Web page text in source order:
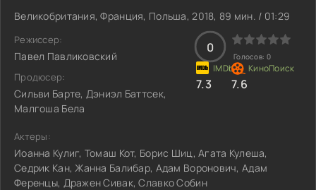
Великобритания, Франция, Польша, 2018, 89 мин. / 01:29
Режиссер:
Павел Павликовский
Продюсер:
Сильви Барте, Дэниэл Баттсек,
Малгоша Бела
0
Голосов: 0
7.3 7.6
Актеры:
Иоанна Кулиг, Томаш Кот, Борис Шиц, Агата Кулеша,
Седрик Кан, Жанна Балибар, Адам Воронович, Адам
Ференцы, Дражен Сивак, Славко Собин